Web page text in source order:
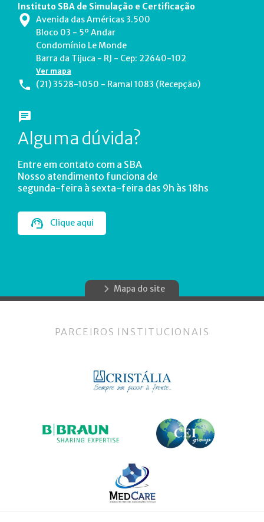
Instituto SBA de Simulação e Certificação
Avenida das Américas 3.500
Bloco 03 - 5º Andar
Condomínio Le Monde
Barra da Tijuca - RJ - Cep: 22640-102
Ver mapa
(21) 3528-1050 - Ramal 1083 (Recepção)
Alguma dúvida?
Entre em contato com a SBA
Nosso atendimento funciona de
segunda-feira à sexta-feira das 9h às 18hs
Clique aqui
Mapa do site
PARCEIROS INSTITUCIONAIS